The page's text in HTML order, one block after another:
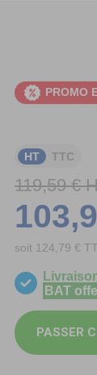
PROMO
HT TTC
119,59 €
soit 124,79 €
BAT
PASSER